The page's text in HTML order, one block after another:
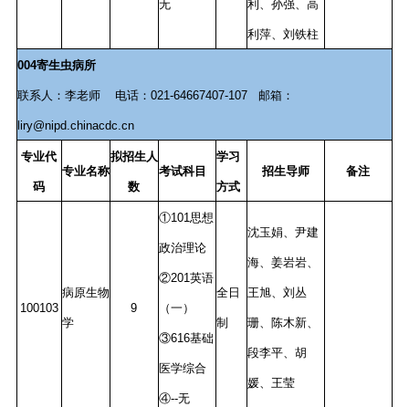
无 利、孙强、高
利萍、刘铁柱
004寄生虫病所
联系人：李老师 电话：021-64667407-107 邮箱：
liry@nipd.chinacdc.cn
专业代
码
专业名称
拟招生人
数
考试科目
学习
方式
招生导师 备注
100103
病原生物
学
9
①101思想
政治理论
②201英语
（一）
③616基础
医学综合
④--无
全日
制
沈玉娟、尹建
海、姜岩岩、
王旭、刘丛
珊、陈木新、
段李平、胡
媛、王莹